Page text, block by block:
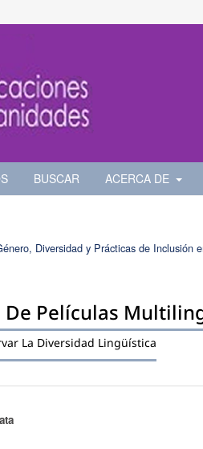
BUSCAR ACERCA DE
Diversidad y Prácticas de
Películas
La Diversidad Lingüística